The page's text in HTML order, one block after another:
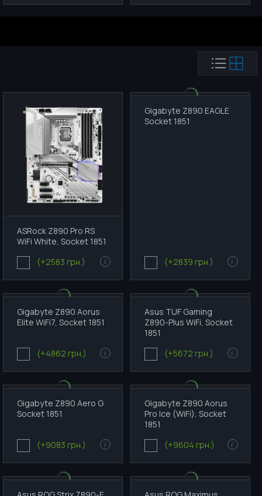
ASRock Z890 Pro RS
WiFi White, Socket 1851
(+2583 грн.)
i
Gigabyte Z890 EAGLE
Socket 1851
(+2839 грн.) i
Gigabyte Z890 Aorus
Elite WiFi7, Socket 1851
(+4862 грн.) i
Asus TUF Gaming
Z890-Plus WiFi, Socket
1851
(+5672 грн.)
i
Gigabyte Z890 Aero G
Socket 1851
(+9083 грн.) i
Gigabyte Z890 Aorus
Pro Ice (WiFi), Socket
1851
(+9604 грн.)
i